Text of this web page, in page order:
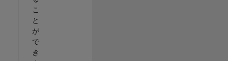
こ
と
が
で
き